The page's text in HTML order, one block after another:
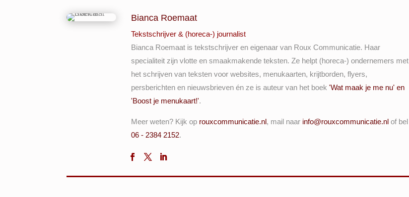
Bianca Roemaat
Tekstschrijver & (horeca-) journalist
Bianca Roemaat is tekstschrijver en eigenaar van Roux Communicatie. Haar
specialiteit zijn vlotte en smaakmakende teksten. Ze helpt (horeca-) ondernemers met
het schrijven van teksten voor websites, menukaarten, krijtborden, flyers,
persberichten en nieuwsbrieven én ze is auteur van het boek'Wat maak je me nu' en
'Boost je menukaart!'.
Meer weten? Kijk op rouxcommunicatie.nl, mail naar info@rouxcommunicatie.nl of bel
06 - 2384 2152.